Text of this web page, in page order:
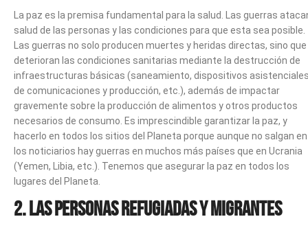
La paz es la premisa fundamental para la salud. Las guerras
salud de las personas y las condiciones para que esta sea posible.
Las guerras no solo producen muertes y heridas directas, sino que
deterioran las condiciones sanitarias mediante la destrucción de
infraestructuras básicas (saneamiento, dispositivos
de comunicaciones y producción, etc.), además de impactar
gravemente sobre la producción de alimentos y otros productos
necesarios de consumo. Es imprescindible garantizar la paz, y
hacerlo en todos los sitios del Planeta porque aunque no salgan en
los noticiarios hay guerras en muchos más países que en Ucrania
(Yemen, Libia, etc.). Tenemos que asegurar la paz en todos los
lugares del Planeta.
2. LAS PERSONAS REFUGIADAS Y MIGRANTES